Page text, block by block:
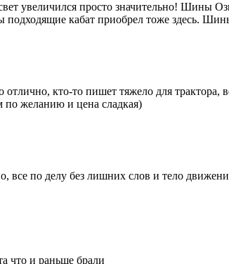
увеличился просто значительно! Шины
подходящие кабат приобрел тоже здесь.
кто-то пишет тяжело для трактора,
по желанию и цена сладкая)
все по делу без лишних слов и тело
что и раньше брали